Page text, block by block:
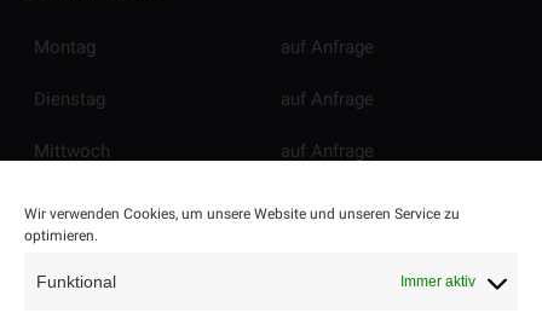
Wir verwenden Cookies, um unsere Website und unseren Service zu
optimieren.
Funktional Immer aktiv
Montag auf Anfrage
Dienstag auf Anfrage
Mittwoch auf Anfrage
Donnerstag auf Anfrage